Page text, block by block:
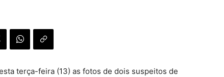
terça-feira (13) as fotos de dois suspeitos de